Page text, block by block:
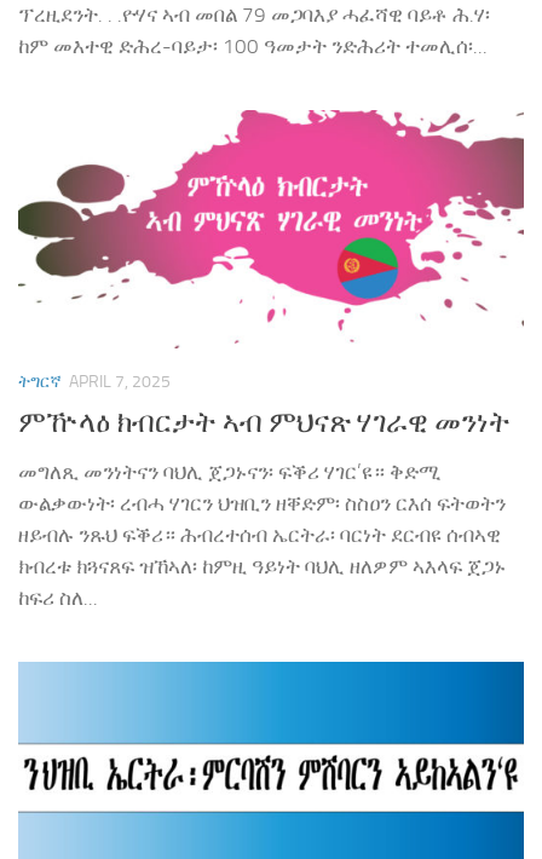
ፕረዚደንት. . .ዮሃና ኣብ መበል 79 መጋባእያ ሓፈሻዊ ባይቶ ሕ.ሃ፡
ከም መእተዊ ድሕረ-ባይታ፡ 100 ዓመታት ንድሕሪት ተመሊሰ፡...
ትግርኛ APRIL 7, 2025
ምዅላዕ ክብርታት ኣብ ምህናጽ ሃገራዊ መንነት
መግለጺ መንነትናን ባህሊ ጀጋኑናን፡ ፍቕሪ ሃገር’ዩ። ቅድሚ
ውልቃውነት፡ ረብሓ ሃገርን ህዝቢን ዘቐድም፡ ስስዐን ርእሰ ፍትወትን
ዘይብሉ ንጹህ ፍቕሪ። ሕብረተሰብ ኤርትራ፡ ባርነት ደርብዩ ሰብኣዊ
ክብረቱ ክጓናጸፍ ዝኸኣለ፡ ከምዚ ዓይነት ባህሊ ዘለዎም ኣእላፍ ጀጋኑ
ከፍሪ ስለ...